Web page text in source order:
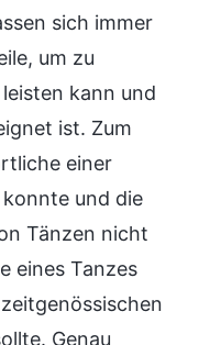
sich immer
um zu
kann und
ist. Zum
einer
und die
Tänzen nicht
eines Tanzes
Genau